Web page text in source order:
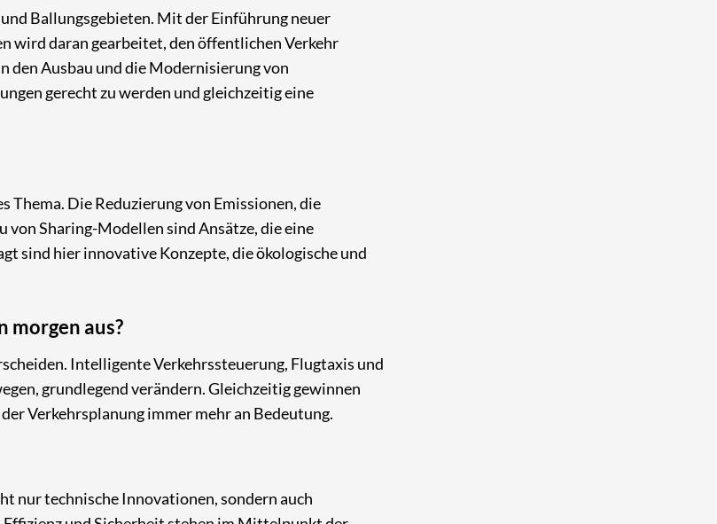
Ballungsgebieten. Mit der Einführung neuer
wird daran gearbeitet, den öffentlichen Verkehr
Ausbau und die Modernisierung von
gerecht zu werden und gleichzeitig eine
Thema. Die Reduzierung von Emissionen, die
von Sharing-Modellen sind Ansätze, die eine
sind hier innovative Konzepte, die ökologische und
aus?
Intelligente Verkehrssteuerung, Flugtaxis und
grundlegend verändern. Gleichzeitig gewinnen
Verkehrsplanung immer mehr an Bedeutung.
nur technische Innovationen, sondern auch